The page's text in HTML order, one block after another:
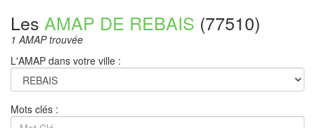
Les AMAP DE REBAIS (77510)
1 AMAP trouvée
L'AMAP dans votre ville :
Mots clés :